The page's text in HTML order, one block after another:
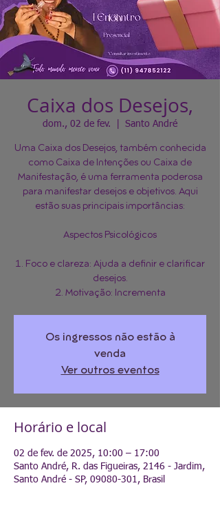
Caixa dos Desejos,
dom., 02 de fev. Santo André
Uma Caixa dos Desejos, também conhecida
como Caixa de Intenções ou Caixa de
Manifestação, é uma ferramenta poderosa
para manifestar desejos e objetivos. Aqui
estão suas principais importâncias:
Aspectos Psicológicos
1. Foco e clareza: Ajuda a definir e clarificar
desejos.
2. Motivação: Incrementa
Os ingressos não estão à
venda
Ver outros eventos
Horário e local
02 de fev. de 2025, 10:00 – 17:00
Santo André, R. das Figueiras, 2146 - Jardim,
Santo André - SP, 09080-301, Brasil